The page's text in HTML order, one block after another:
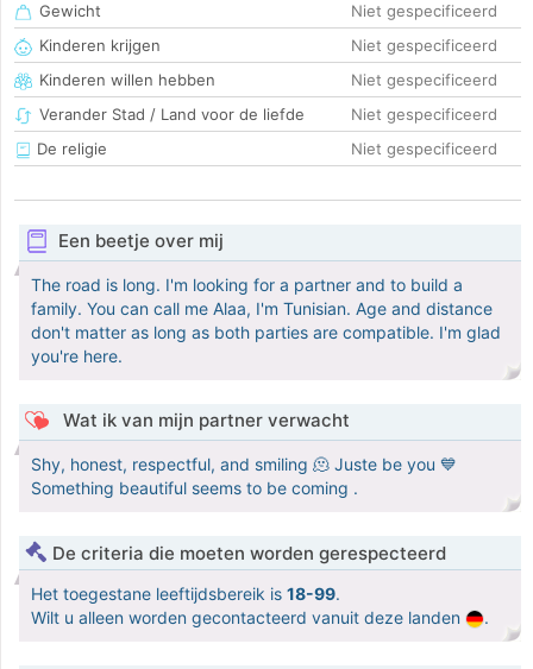
Gewicht
Niet gespecificeerd
Kinderen krijgen
Niet gespecificeerd
Kinderen willen hebben
Niet gespecificeerd
Verander Stad / Land voor de liefde
Niet gespecificeerd
De religie
Niet gespecificeerd
Een beetje over mij
The road is long. I'm looking for a partner and to build a
family. You can call me Alaa, I'm Tunisian. Age and distance
don't matter as long as both parties are compatible. I'm glad
you're here.
Wat ik van mijn partner verwacht
Shy, honest, respectful, and smiling 🫠 Juste be you 💙
Something beautiful seems to be coming .
De criteria die moeten worden gerespecteerd
Het toegestane leeftijdsbereik is 18-99.
Wilt u alleen worden gecontacteerd vanuit deze landen
.